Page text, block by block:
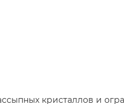
кристаллов и